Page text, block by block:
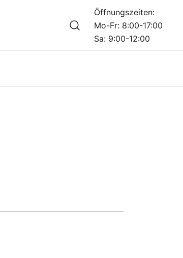
Öffnungszeiten:
Mo-Fr: 8:00-17:00
Sa: 9:00-12:00